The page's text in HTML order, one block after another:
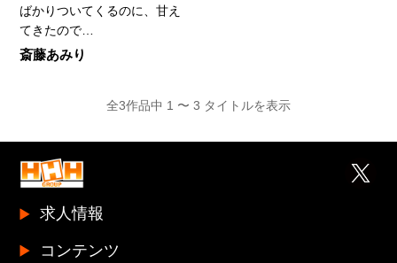
ばかりついてくるのに、甘え
てきたので…
斎藤あみり
全3作品中 1 〜 3 タイトルを表示
求人情報
コンテンツ